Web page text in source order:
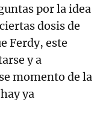
por la idea
dosis de
Ferdy, este
y a
momento de la
ya